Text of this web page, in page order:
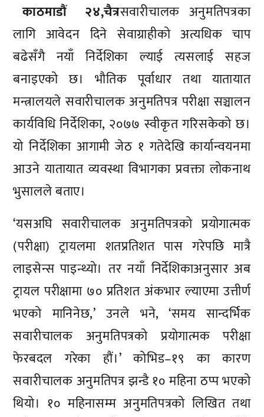
काठमाडौं २४,चैत्रसवारीचालक अनुमतिपत्रका
लागि आवेदन दिने सेवाग्राहीको अत्यधिक चाप
बढेसँगै नयाँ निर्देशिका ल्याई त्यसलाई सहज
बनाइएको छ। भौतिक पूर्वाधार तथा यातायात
मन्त्रालयले सवारीचालक अनुमतिपत्र परीक्षा सञ्चालन
कार्यविधि निर्देशिका, २०७७ स्वीकृत गरिसकेको छ।
यो निर्देशिका आगामी जेठ १ गतेदेखि कार्यान्वयनमा
आउने यातायात व्यवस्था विभागका प्रवक्ता लोकनाथ
भुसालले बताए।
‘यसअघि सवारीचालक अनुमतिपत्रको प्रयोगात्मक
(परीक्षा) ट्रायलमा शतप्रतिशत पास गरेपछि मात्रै
लाइसेन्स पाइन्थ्यो। तर नयाँ निर्देशिकाअनुसार अब
ट्रायल परीक्षामा ७० प्रतिशत अंकभार ल्याएमा उत्तीर्ण
भएको मानिनेछ,’ उनले भने, ‘समय सान्दर्भिक
सवारीचालक अनुमतिपत्रको प्रयोगात्मक परीक्षा
फेरबदल गरेका हौं।’ कोभिड–१९ का कारण
सवारीचालक अनुमतिपत्र झन्डै १० महिना ठप्प भएको
थियो। १० महिनासम्म अनुमतिपत्रको लिखित तथा